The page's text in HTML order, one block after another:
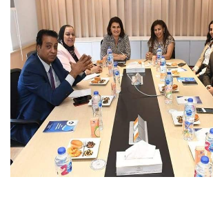
الإعلام
تواصل معنا
الطلاب
هيئة التدريس
الدراسات العليا